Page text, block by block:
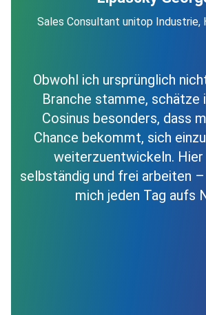
Sales Consultant unitop Industrie,
Obwohl ich ursprünglich
Branche stamme, schätze
Cosinus besonders, dass
Chance bekommt, sich
weiterzuentwickeln. Hier
selbständig und frei arbeiten
mich jeden Tag aufs